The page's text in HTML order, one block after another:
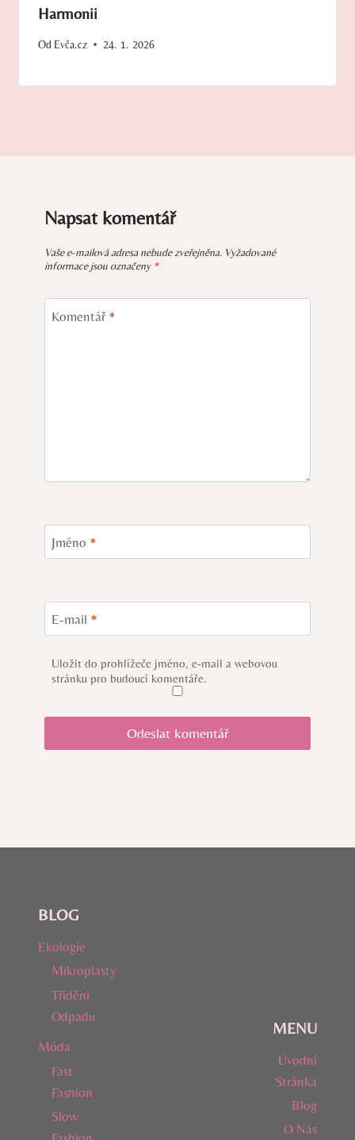
Harmonii
Od Evča.cz 24. 1. 2026
Napsat komentář
Vaše e-mailová adresa nebude zveřejněna. Vyžadované
informace jsou označeny *
Komentář *
Jméno *
E-mail *
Uložit do prohlížeče jméno, e-mail a webovou
stránku pro budoucí komentáře.
BLOG
Ekologie
Mikroplasty
Třídění
Odpadu
Móda
Fast
Fashion
Slow
MENU
Úvodní
Stránka
Blog
O Nás